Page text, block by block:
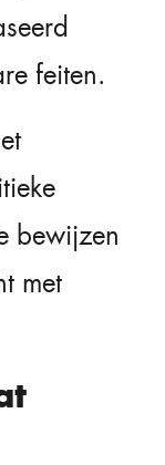
feiten.
bewijzen
met